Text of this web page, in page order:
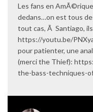
Les fans en
dedans…on est tous
tout cas, Ã Santiago,
https://youtu.be/
pour patienter, une
(merci the Thief):
the-bass-techniques-